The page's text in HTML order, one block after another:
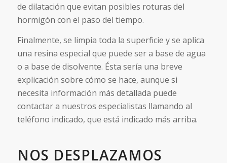
de dilatación que evitan posibles roturas del
hormigón con el paso del tiempo.
Finalmente, se limpia toda la superficie y se aplica
una resina especial que puede ser a base de agua
o a base de disolvente. Ésta sería una breve
explicación sobre cómo se hace, aunque si
necesita información más detallada puede
contactar a nuestros especialistas llamando al
teléfono indicado, que está indicado más arriba.
NOS DESPLAZAMOS